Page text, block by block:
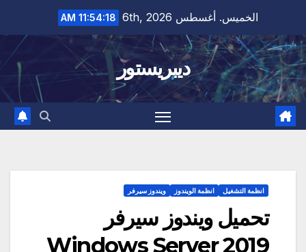
content
الخميس. أغسطس 6th, 2026 11:54:19 AM
ديبريستور
انظمة التشغيل انظمة الويندوز ويندوز سيرفر
تحميل ويندوز سيرفر
Windows Server 2019